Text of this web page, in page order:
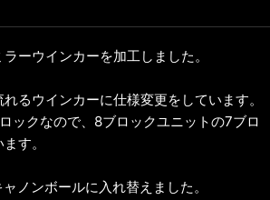
ーウインカーを加工しました。
るウインカーに仕様変更をしています。
ックなので、8ブロックユニットの7ブロ
す。
ノンボールに入れ替えました。